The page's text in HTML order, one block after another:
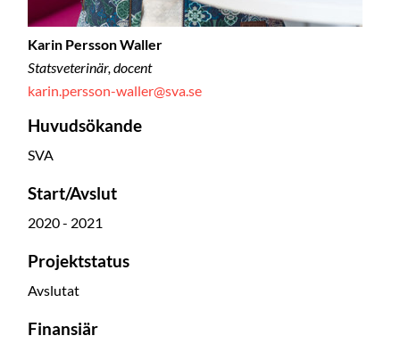
Karin Persson Waller
Statsveterinär, docent
karin.persson-waller@sva.se
Huvudsökande
SVA
Start/Avslut
2020 - 2021
Projektstatus
Avslutat
Finansiär